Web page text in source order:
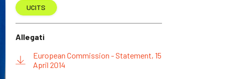
UCITS
Allegati
European Commission - Statement, 15
April 2014